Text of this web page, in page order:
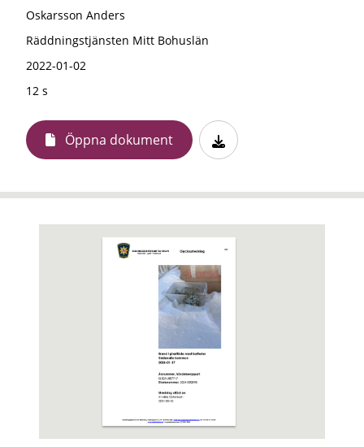
Oskarsson Anders
Räddningstjänsten Mitt Bohuslän
2022-01-02
12 s
Öppna dokument